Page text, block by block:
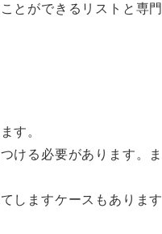
とができるリストと専門
す。
ける必要があります。ま
しますケースもあります